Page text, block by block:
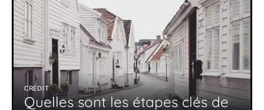
CRÉDIT
Quelles sont les étapes clés de